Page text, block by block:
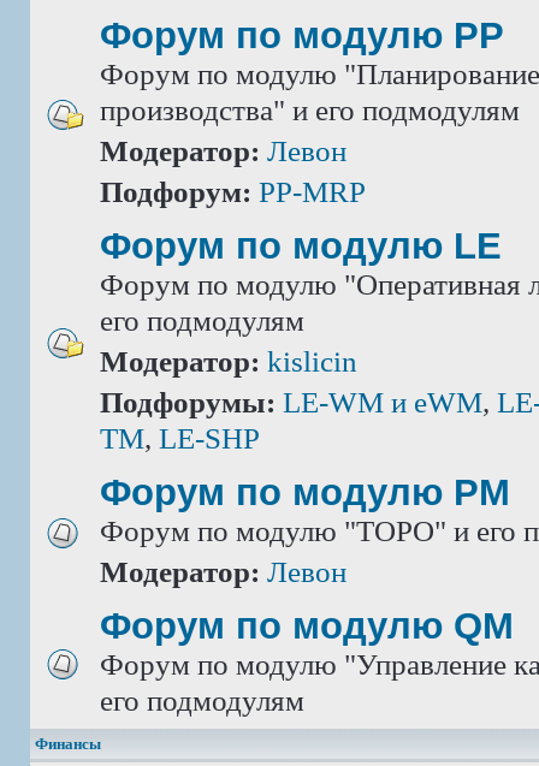
Форум по модулю РР
Форум по модулю "Планирование
производства" и его подмодулям
Модератор: Левон
Подфорум: PP-MRP
Форум по модулю LE
Форум по модулю "Оперативная
его подмодулям
Модератор: kislicin
Подфорумы: LE-WM и eWM,
TM, LE-SHP
Форум по модулю РМ
Форум по модулю "ТОРО" и его
Модератор: Левон
Форум по модулю QM
Форум по модулю "Управление
его подмодулям
Финансы